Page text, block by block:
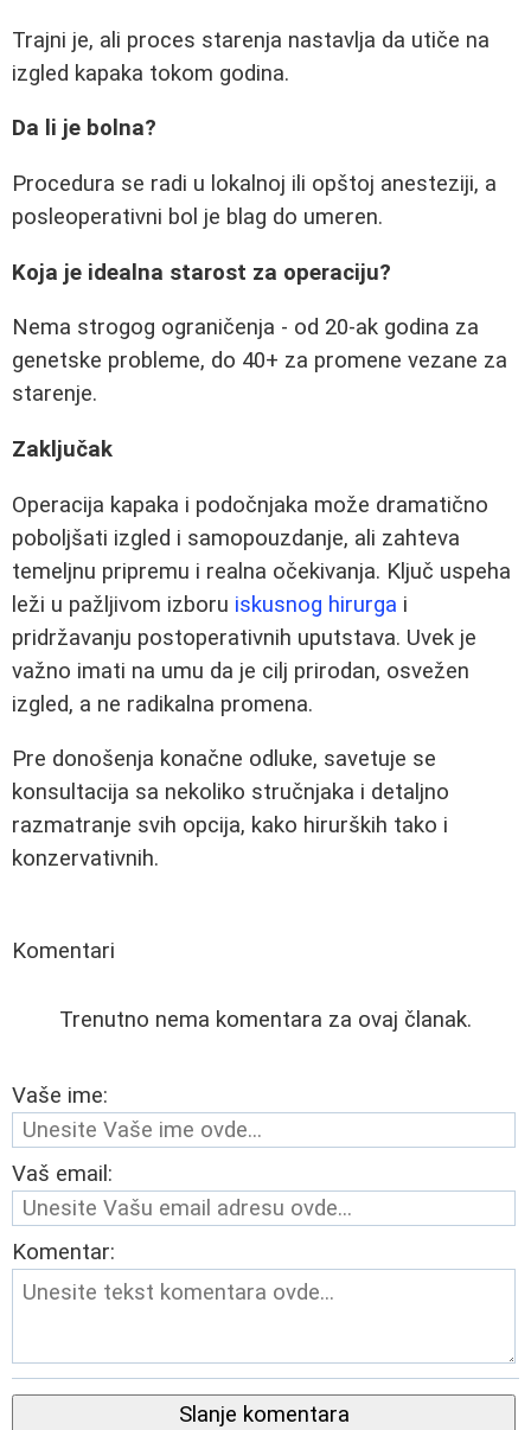
Trajni je, ali proces starenja nastavlja da utiče na
izgled kapaka tokom godina.
Da li je bolna?
Procedura se radi u lokalnoj ili opštoj anesteziji, a
posleoperativni bol je blag do umeren.
Koja je idealna starost za operaciju?
Nema strogog ograničenja - od 20-ak godina za
genetske probleme, do 40+ za promene vezane za
starenje.
Zaključak
Operacija kapaka i podočnjaka može dramatično
poboljšati izgled i samopouzdanje, ali zahteva
temeljnu pripremu i realna očekivanja. Ključ uspeha
leži u pažljivom izboru iskusnog hirurga i
pridržavanju postoperativnih uputstava. Uvek je
važno imati na umu da je cilj prirodan, osvežen
izgled, a ne radikalna promena.
Pre donošenja konačne odluke, savetuje se
konsultacija sa nekoliko stručnjaka i detaljno
razmatranje svih opcija, kako hirurških tako i
konzervativnih.
Komentari
Trenutno nema komentara za ovaj članak.
Vaše ime:
Vaš email:
Komentar:
Slanje komentara